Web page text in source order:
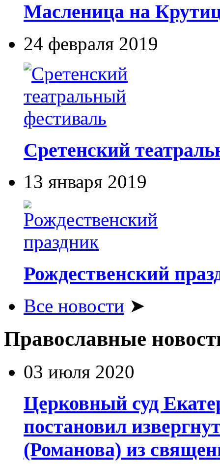
Масленица на
24 февраля 2019
Сретенский
13 января 2019
Рождественский
Все новости ➤
Православные
03 июля 2020
Церковный суд
постановил
(Романова) из